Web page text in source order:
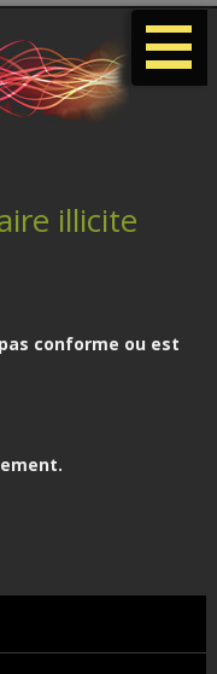
illicite
conforme ou est
-
-
-